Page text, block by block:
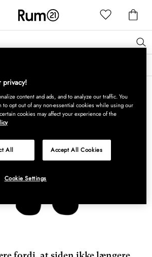
Stålmöbler* →
privacy!
content and ads, and to analyze our traffic. You
to opt out of any non-essential cookies while using our
cookies may affect your experience of the
All Accept All Cookies
Cookie Settings